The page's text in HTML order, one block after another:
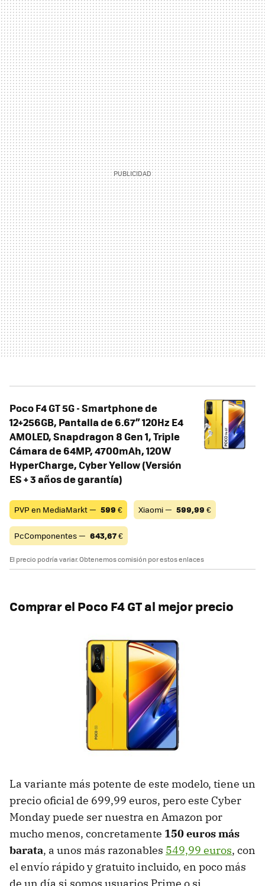
Poco F4 GT 5G - Smartphone de
12+256GB, Pantalla de 6.67” 120Hz E4
AMOLED, Snapdragon 8 Gen 1, Triple
Cámara de 64MP, 4700mAh, 120W
HyperCharge, Cyber Yellow (Versión
ES + 3 años de garantía)
PVP en MediaMarkt — 599 € Xiaomi — 599,99 €
PcComponentes — 643,67€
El precio podría variar. Obtenemos comisión por estos enlaces
Comprar el Poco F4 GT al mejor precio
La variante más potente de este modelo, tiene un
precio oficial de 699,99 euros, pero este Cyber
Monday puede ser nuestra en Amazon por
mucho menos, concretamente 150 euros más
barata, a unos más razonables 549,99 euros, con
el envío rápido y gratuito incluido, en poco más
de un día si somos usuarios Prime o si